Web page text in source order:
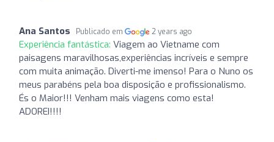
Ana Santos Publicado em 2 years ago
Experiência fantástica: Viagem ao Vietname com
paisagens maravilhosas,experiências incríveis e sempre
com muita animação. Diverti-me imenso! Para o Nuno os
meus parabéns pela boa disposição e profissionalismo.
És o Maior!!! Venham mais viagens como esta!
ADOREI!!!!